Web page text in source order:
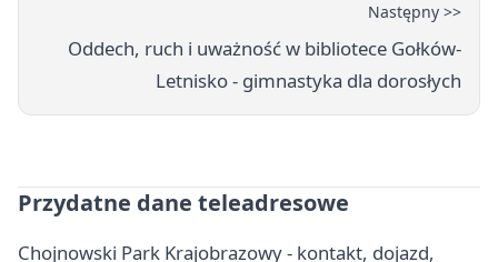
Następny >>
Oddech, ruch i uważność w bibliotece Gołków-
Letnisko - gimnastyka dla dorosłych
Przydatne dane teleadresowe
Chojnowski Park Krajobrazowy - kontakt, dojazd,